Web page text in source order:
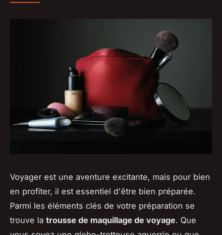
Voyager est une aventure excitante, mais pour bien
en profiter, il est essentiel d'être bien préparée.
Parmi les éléments clés de votre préparation se
trouve la trousse de maquillage de voyage. Que